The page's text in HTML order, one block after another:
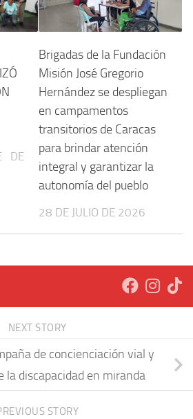
DE
Brigadas de la Fundación
Misión José Gregorio
Hernández se despliegan
en campamentos
transitorios de Caracas
para brindar atención
integral y garantizar la
autonomía del pueblo
28 DE JULIO DE 2026
NEXT STORY
de concienciación vial y
la discapacidad en miranda
STORY